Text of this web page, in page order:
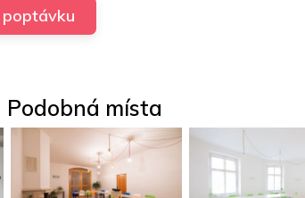
Podobná místa